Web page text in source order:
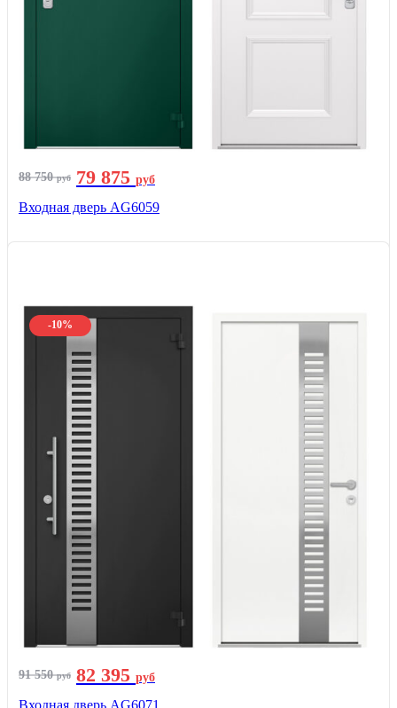
88 750руб 79 875 руб
Входная дверь AG6059
-10%
91 550руб 82 395 руб
Входная дверь AG6071